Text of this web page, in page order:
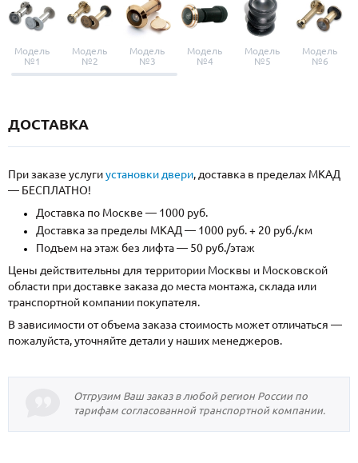
Модель
№1
Модель
№2
Модель
№3
Модель
№4
Модель
№5
Модель
№6
ДОСТАВКА
При заказе услугиустановки двери, доставка в пределах МКАД
— БЕСПЛАТНО!
Доставка по Москве — 1000 руб.
Доставка за пределы МКАД — 1000 руб. + 20 руб./км
Подъем на этаж без лифта — 50 руб./этаж
Цены действительны для территории Москвы и Московской
области при доставке заказа до места монтажа, склада или
транспортной компании покупателя.
В зависимости от объема заказа стоимость может отличаться —
пожалуйста, уточняйте детали у наших менеджеров.
Отгрузим Ваш заказ в любой регион России по
тарифам согласованной транспортной компании.